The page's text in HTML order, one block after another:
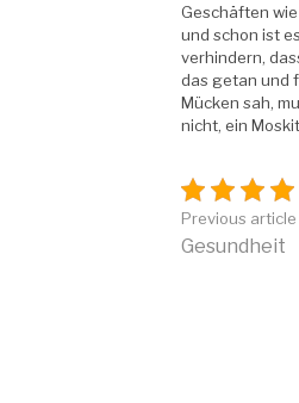
Geschäften
und schon ist
verhindern,
das getan und
Mücken sah,
nicht, ein
Previous article
Gesundheit